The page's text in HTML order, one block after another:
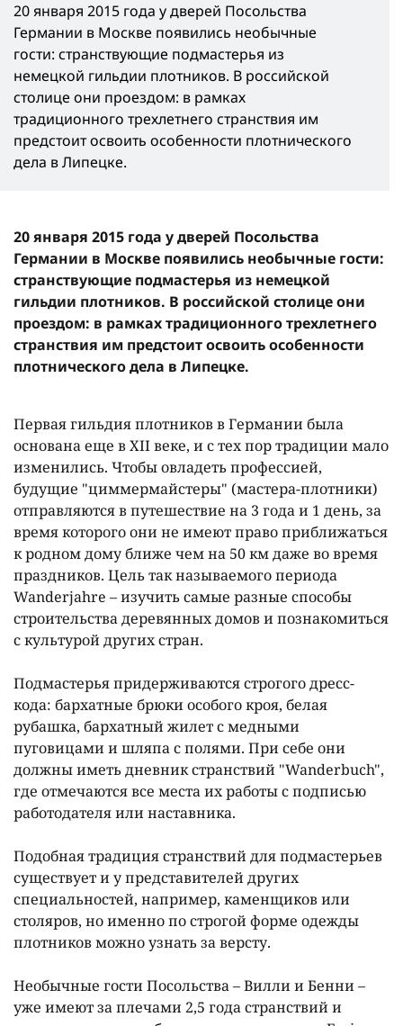
20 января 2015 года у дверей Посольства
Германии в Москве появились необычные
гости: странствующие подмастерья из
немецкой гильдии плотников. В российской
столице они проездом: в рамках
традиционного трехлетнего странствия им
предстоит освоить особенности плотнического
дела в Липецке.
20 января 2015 года у дверей Посольства
Германии в Москве появились необычные гости:
странствующие подмастерья из немецкой
гильдии плотников. В российской столице они
проездом: в рамках традиционного трехлетнего
странствия им предстоит освоить особенности
плотнического дела в Липецке.
Первая гильдия плотников в Германии была
основана еще в XII веке, и с тех пор традиции мало
изменились. Чтобы овладеть профессией,
будущие "циммермайстеры" (мастера-плотники)
отправляются в путешествие на 3 года и 1 день, за
время которого они не имеют право приближаться
к родном дому ближе чем на 50 км даже во время
праздников. Цель так называемого периода
Wanderjahre – изучить самые разные способы
строительства деревянных домов и познакомиться
с культурой других стран.
Подмастерья придерживаются строгого дресс-
кода: бархатные брюки особого кроя, белая
рубашка, бархатный жилет с медными
пуговицами и шляпа с полями. При себе они
должны иметь дневник странствий "Wanderbuch",
где отмечаются все места их работы с подписью
работодателя или наставника.
Подобная традиция странствий для подмастерьев
существует и у представителей других
специальностей, например, каменщиков или
столяров, но именно по строгой форме одежды
плотников можно узнать за версту.
Необычные гости Посольства – Вилли и Бенни –
уже имеют за плечами 2,5 года странствий и